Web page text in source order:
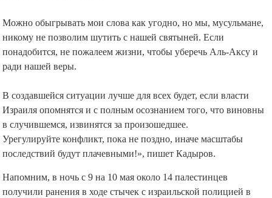
Можно обыгрывать мои слова как угодно, но мы, мусульмане,
никому не позволим шутить с нашей святыней. Если
понадобится, не пожалеем жизни, чтобы уберечь Аль-Аксу и
ради нашей веры.
В создавшейся ситуации лучше для всех будет, если власти
Израиля опомнятся и с полным осознанием того, что виновны
в случившемся, извинятся за произошедшее.
Урегулируйте конфликт, пока не поздно, иначе масштабы
последствий будут плачевными!», пишет Кадыров.
Напомним, в ночь с 9 на 10 мая около 14 палестинцев
получили ранения в ходе стычек с израильской полицией в